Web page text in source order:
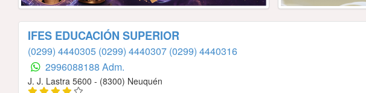
IFES EDUCACIÓN SUPERIOR
(0299) 4440305 (0299) 4440307 (0299) 4440316
2996088188 Adm.
J. J. Lastra 5600 - (8300) Neuquén